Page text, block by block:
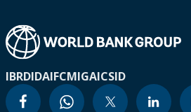
IBRDIDAIFCMIGAICSID